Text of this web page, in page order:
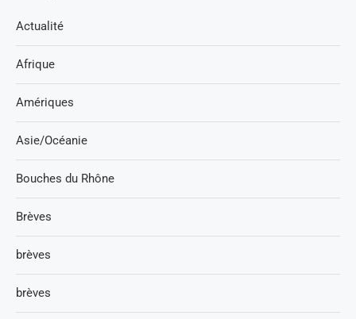
Actualité
Afrique
Amériques
Asie/Océanie
Bouches du Rhône
Brèves
brèves
brèves